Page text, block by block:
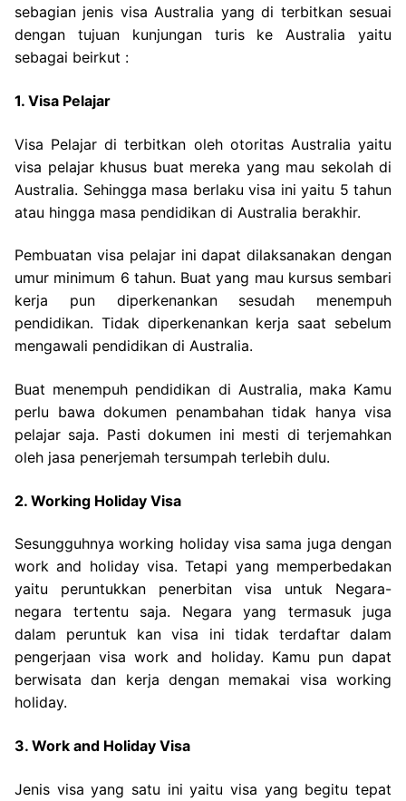
sebagian jenis visa Australia yang di terbitkan sesuai
dengan tujuan kunjungan turis ke Australia yaitu
sebagai beirkut :
1. Visa Pelajar
Visa Pelajar di terbitkan oleh otoritas Australia yaitu
visa pelajar khusus buat mereka yang mau sekolah di
Australia. Sehingga masa berlaku visa ini yaitu 5 tahun
atau hingga masa pendidikan di Australia berakhir.
Pembuatan visa pelajar ini dapat dilaksanakan dengan
umur minimum 6 tahun. Buat yang mau kursus sembari
kerja pun diperkenankan sesudah menempuh
pendidikan. Tidak diperkenankan kerja saat sebelum
mengawali pendidikan di Australia.
Buat menempuh pendidikan di Australia, maka Kamu
perlu bawa dokumen penambahan tidak hanya visa
pelajar saja. Pasti dokumen ini mesti di terjemahkan
oleh jasa penerjemah tersumpah terlebih dulu.
2. Working Holiday Visa
Sesungguhnya working holiday visa sama juga dengan
work and holiday visa. Tetapi yang memperbedakan
yaitu peruntukkan penerbitan visa untuk Negara-
negara tertentu saja. Negara yang termasuk juga
dalam peruntuk kan visa ini tidak terdaftar dalam
pengerjaan visa work and holiday. Kamu pun dapat
berwisata dan kerja dengan memakai visa working
holiday.
3. Work and Holiday Visa
Jenis visa yang satu ini yaitu visa yang begitu tepat